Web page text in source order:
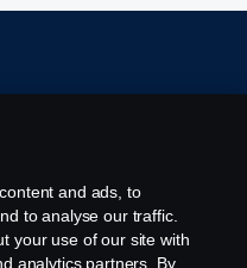
and ads, to
to analyse our traffic.
your use of our site with
analytics partners. By